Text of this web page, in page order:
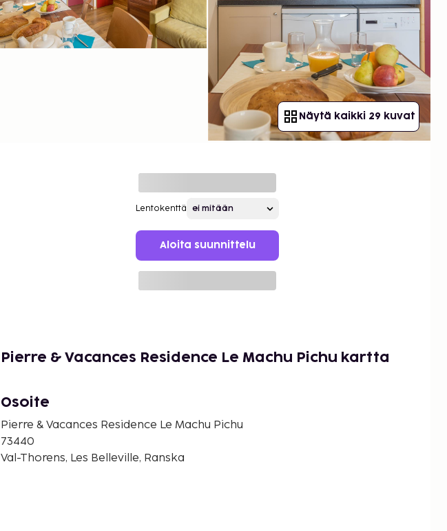
Näytä kaikki 29 kuvat
Lentokenttä
Aloita suunnittelu
Pierre & Vacances Residence Le Machu Pichu kartta
Osoite
Pierre & Vacances Residence Le Machu Pichu
73440
Val-Thorens, Les Belleville, Ranska